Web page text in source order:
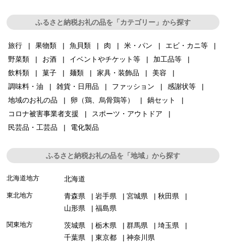
ふるさと納税お礼の品を「カテゴリー」から探す
旅行 果物類 魚貝類 肉 米・パン
エビ・カニ等
野菜類
お酒 イベントやチケット等
加工品等
飲料類
菓子 麺類 家具・装飾品
美容
調味料・油
雑貨・日用品 ファッション
感謝状等
地域のお礼の品
卵（鶏、烏骨鶏等）
鍋セット
コロナ被害事業者支援
スポーツ・アウトドア
民芸品・工芸品
電化製品
ふるさと納税お礼の品を「地域」から探す
北海道地方 北海道
東北地方 青森県 岩手県 宮城県
秋田県
山形県
福島県
関東地方 茨城県 栃木県 群馬県
埼玉県
千葉県
東京都 神奈川県